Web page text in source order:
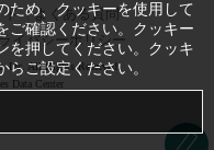
ド
よくある質問
イバシーポリシー
Inc. All Rights Reserved.
Data Center
ため、クッキーを使用して
ご確認ください。クッキー
を押してください。クッキ
ご設定ください。